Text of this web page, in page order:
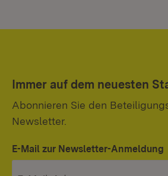
Immer auf dem neuesten
Abonnieren Sie den
Newsletter.
E-Mail zur Newsletter-Anmeldung